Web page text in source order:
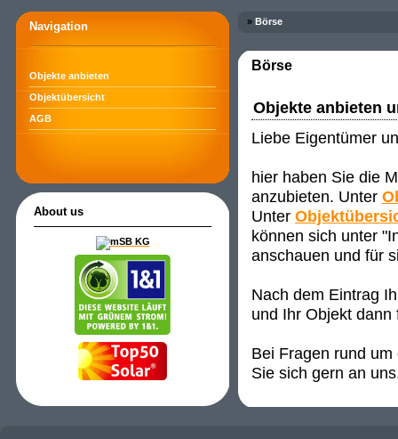
Navigation
Objekte anbieten
Objektübersicht
AGB
About us
» Börse
Börse
Objekte anbieten
Liebe Eigentümer
hier haben Sie die
anzubieten. Unter
Unter
können sich unter
anschauen und für
Nach dem Eintrag
und Ihr Objekt dann
Bei Fragen rund
Sie sich gern an